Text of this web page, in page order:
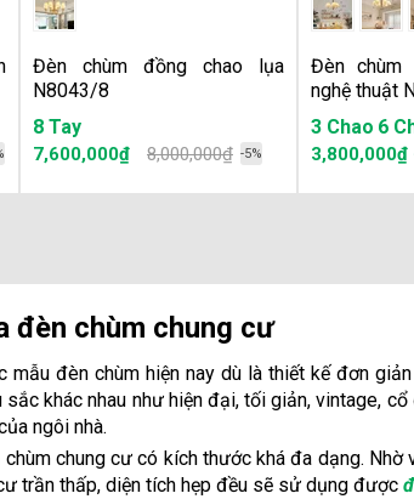
Đèn chùm đồng chao lụa
N8043/8
8 Tay
7,600,000₫ 8,000,000₫ -5%
Đèn chùm
nghệ thuật
3 Chao 6
đèn chùm chung cư
mẫu đèn chùm hiện nay dù là thiết kế đơn
khác nhau như hiện đại, tối giản, vintage,
ngôi nhà.
chung cư có kích thước khá đa dạng.
trần thấp, diện tích hẹp đều sẽ sử dụng được